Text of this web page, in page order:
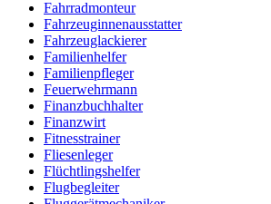
Fahrradmonteur
Fahrzeuginnenausstatter
Fahrzeuglackierer
Familienhelfer
Familienpfleger
Feuerwehrmann
Finanzbuchhalter
Finanzwirt
Fitnesstrainer
Fliesenleger
Flüchtlingshelfer
Flugbegleiter